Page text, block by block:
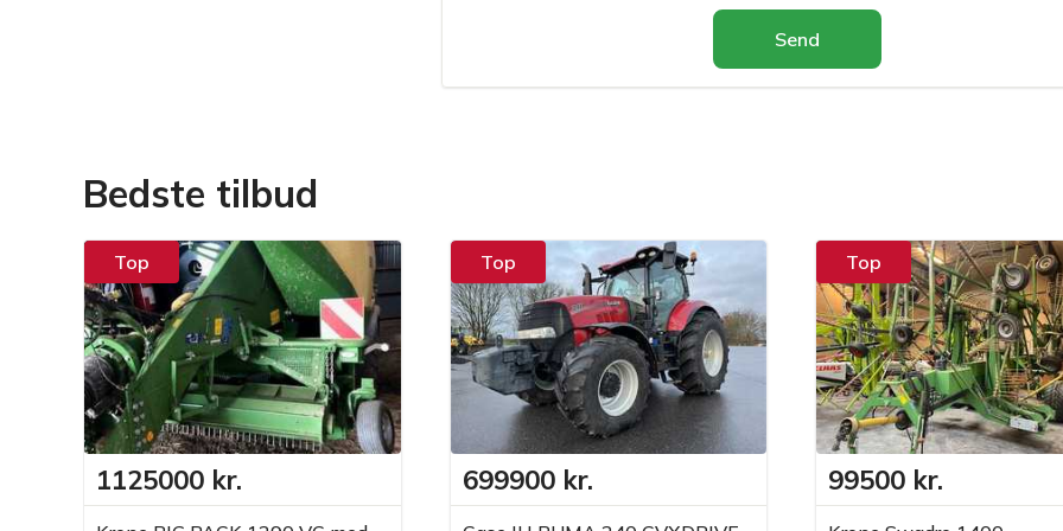
Send
Bedste tilbud
Top
1125000 kr.
Top
699900 kr.
Top
99500 kr.